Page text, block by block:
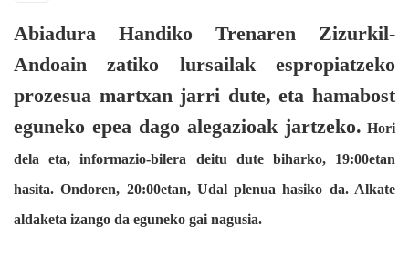
Abiadura Handiko Trenaren Zizurkil-
Andoain zatiko lursailak espropiatzeko
prozesua martxan jarri dute, eta hamabost
eguneko epea dago alegazioak jartzeko. Hori
dela eta, informazio-bilera deitu dute biharko, 19:00etan
hasita. Ondoren, 20:00etan, Udal plenua hasiko da. Alkate
aldaketa izango da eguneko gai nagusia.